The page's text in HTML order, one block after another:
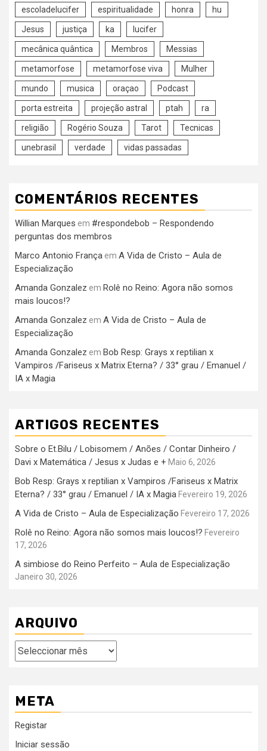
escoladelucifer espiritualidade honra hu
Jesus justiça ka lucifer
mecânica quântica Membros Messias
metamorfose metamorfose viva Mulher
mundo musica oraçao Podcast
porta estreita projeção astral ptah ra
religião Rogério Souza Tarot Tecnicas
unebrasil verdade vidas passadas
COMENTÁRIOS RECENTES
Willian Marques em #respondebob – Respondendo
perguntas dos membros
Marco Antonio França em A Vida de Cristo – Aula de
Especialização
Amanda Gonzalez em Rolê no Reino: Agora não somos
mais loucos!?
Amanda Gonzalez em A Vida de Cristo – Aula de
Especialização
Amanda Gonzalez em Bob Resp: Grays x reptilian x
Vampiros /Fariseus x Matrix Eterna? / 33° grau / Emanuel /
IA x Magia
ARTIGOS RECENTES
Sobre o Et.Bilu / Lobisomem / Anões / Contar Dinheiro /
Davi x Matemática / Jesus x Judas e + Maio 6, 2026
Bob Resp: Grays x reptilian x Vampiros /Fariseus x Matrix
Eterna? / 33° grau / Emanuel / IA x Magia Fevereiro 19, 2026
A Vida de Cristo – Aula de Especialização Fevereiro 17, 2026
Rolê no Reino: Agora não somos mais loucos!? Fevereiro
17, 2026
A simbiose do Reino Perfeito – Aula de Especialização
Janeiro 30, 2026
ARQUIVO
Arquivo
META
Registar
Iniciar sessão